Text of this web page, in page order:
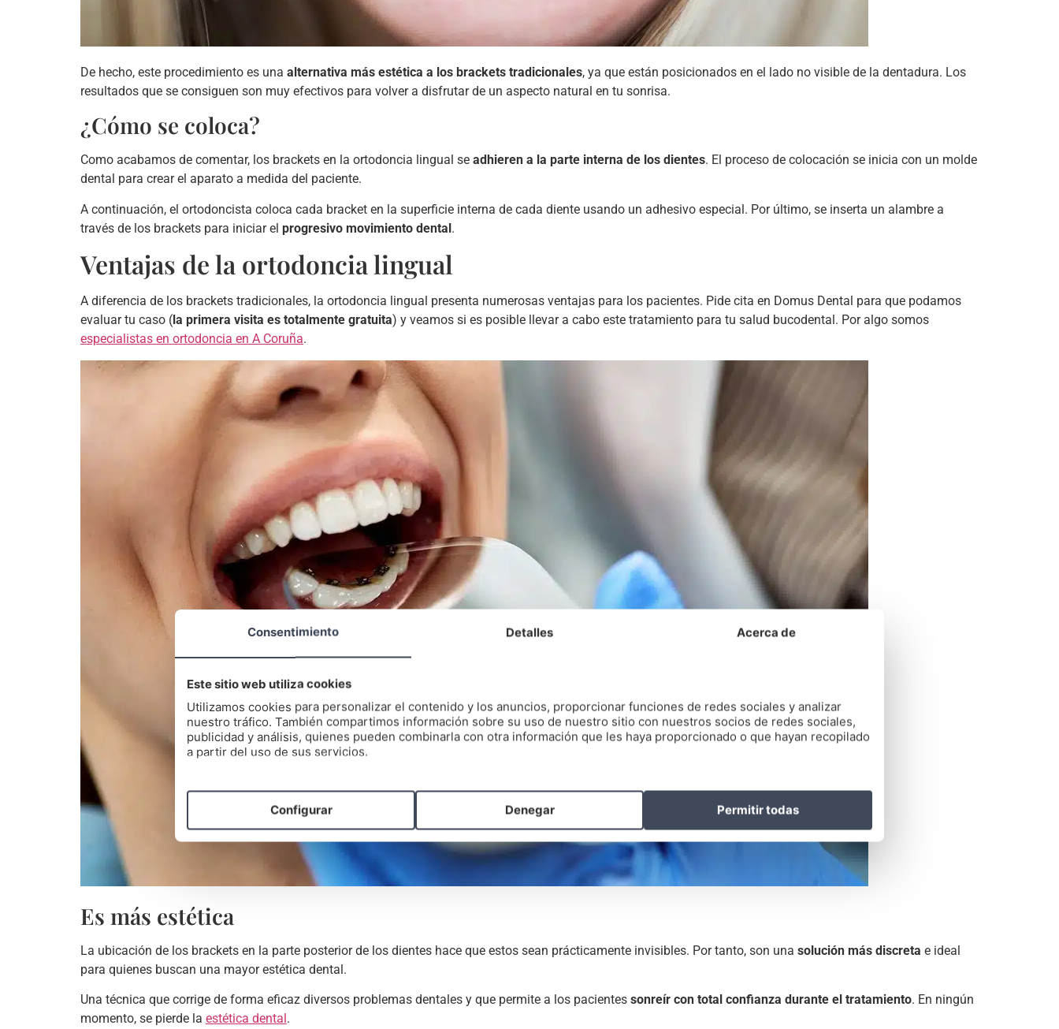
De hecho, este procedimiento es una alternativa más estética a los brackets tradicionales, ya que están posicionados en el lado no visible de la dentadura. Los
resultados que se consiguen son muy efectivos para volver a disfrutar de un aspecto natural en tu sonrisa.
¿Cómo se coloca?
Como acabamos de comentar, los brackets en la ortodoncia lingual se adhieren a la parte interna de los dientes. El proceso de colocación se inicia con un molde
dental para crear el aparato a medida del paciente.
A continuación, el ortodoncista coloca cada bracket en la superficie interna de cada diente usando un adhesivo especial. Por último, se inserta un alambre a
través de los brackets para iniciar el progresivo movimiento dental.
Ventajas de la ortodoncia lingual
A diferencia de los brackets tradicionales, la ortodoncia lingual presenta numerosas ventajas para los pacientes. Pide cita en Domus Dental para que podamos
evaluar tu caso ( la primera visita es totalmente gratuita) y veamos si es posible llevar a cabo este tratamiento para tu salud bucodental. Por algo somos
especialistas en ortodoncia en A Coruña.
Es más estética
La ubicación de los brackets en la parte posterior de los dientes hace que estos sean prácticamente invisibles. Por tanto, son una solución más discreta e ideal
para quienes buscan una mayor estética dental.
Una técnica que corrige de forma eficaz diversos problemas dentales y que permite a los pacientes sonreír con total confianza durante el tratamiento. En ningún
momento, se pierde la estética dental .
Consentimiento Detalles Acerca de
Este sitio web utiliza cookies
Utilizamos cookies para personalizar el contenido y los anuncios, proporcionar funciones de redes sociales y analizar
nuestro tráfico. También compartimos información sobre su uso de nuestro sitio con nuestros socios de redes sociales,
publicidad y análisis, quienes pueden combinarla con otra información que les haya proporcionado o que hayan recopilado
a partir del uso de sus servicios.
Configurar Denegar Permitir todas